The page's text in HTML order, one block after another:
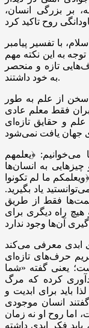
بر بزرگی انسان،
با تفسیر پیامبر
به این نکته مهم
تازه و منحصر
به خود داشتند.
سخن از علم به طور
فقط معلم عادی
علم و حقایق تازه‌ای
می‌خوانیم: ﴿یعلمهم
به انسان‌ها
ما لم تکونوا
یاد بگیرید.
فقط از طریق
راه دیگری برای
ابدی معرفی می‌کند
حرف‌های تازه‌ای
یعنی گفته «شما
کرده که مرگ
باید برای ابدیت و
انسان موجودی
روح او نه زمان
فکر ابدی داشته